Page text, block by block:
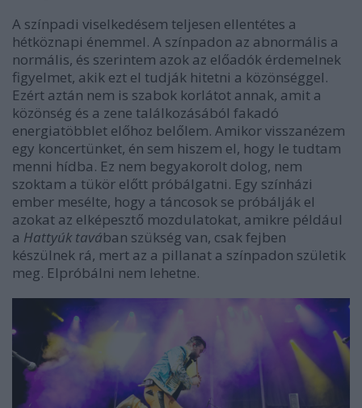
A színpadi viselkedésem teljesen ellentétes a
hétköznapi énemmel. A színpadon az abnormális a
normális, és szerintem azok az előadók érdemelnek
figyelmet, akik ezt el tudják hitetni a közönséggel.
Ezért aztán nem is szabok korlátot annak, amit a
közönség és a zene találkozásából fakadó
energiatöbblet előhoz belőlem. Amikor visszanézem
egy koncertünket, én sem hiszem el, hogy le tudtam
menni hídba. Ez nem begyakorolt dolog, nem
szoktam a tükör előtt próbálgatni. Egy színházi
ember mesélte, hogy a táncosok se próbálják el
azokat az elképesztő mozdulatokat, amikre például
a Hattyúk tavában szükség van, csak fejben
készülnek rá, mert az a pillanat a színpadon születik
meg. Elpróbálni nem lehetne.